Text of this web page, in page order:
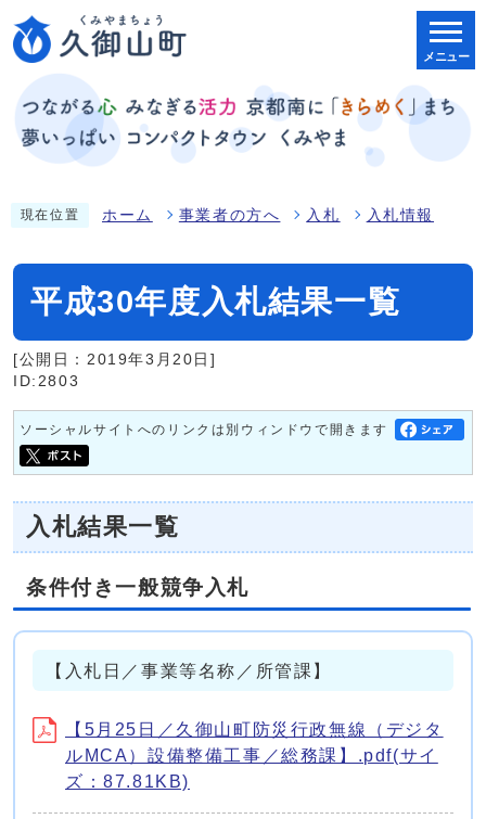
メニュー
現在位置 ホーム 事業者の方へ 入札 入札情報
平成30年度入札結果一覧
[公開日：2019年3月20日]
ID:2803
ソーシャルサイトへのリンクは別ウィンドウで開きます
入札結果一覧
条件付き一般競争入札
【入札日／事業等名称／所管課】
【5月25日／久御山町防災行政無線（デジタ
ルMCA）設備整備工事／総務課】.pdf(サイ
ズ：87.81KB)